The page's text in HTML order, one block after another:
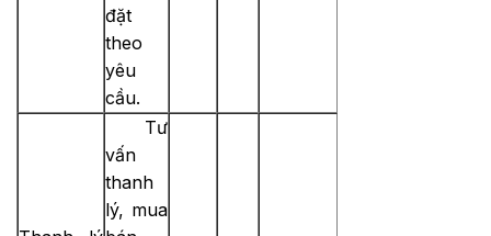
đặt
theo
yêu
cầu.
Tư
vấn
thanh
lý, mua